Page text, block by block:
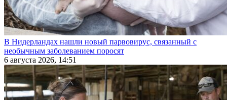
В Нидерландах нашли новый парвовирус, связанный с
необычным заболеванием поросят
6 августа 2026, 14:51